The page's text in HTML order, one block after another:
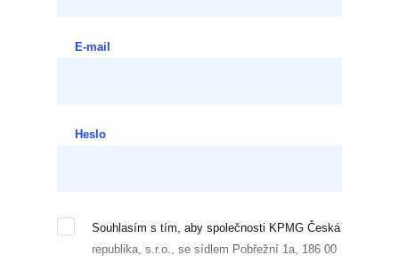
E-mail
Heslo
Souhlasím s tím, aby společnosti KPMG Česká
republika, s.r.o., se sídlem Pobřežní 1a, 186 00